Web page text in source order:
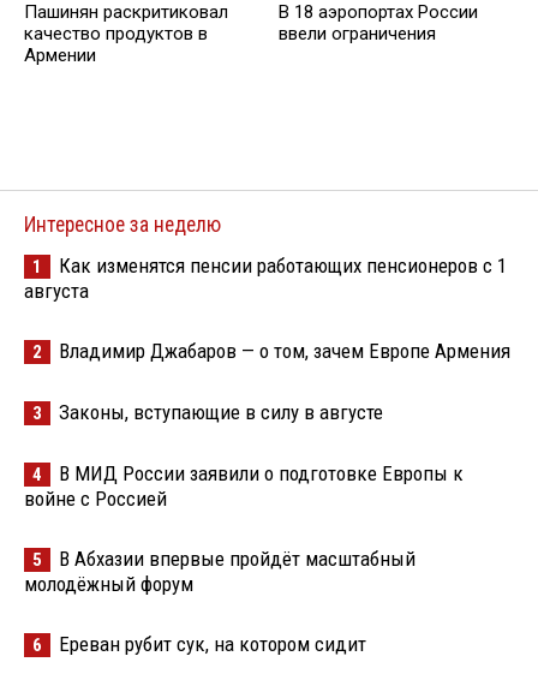
Пашинян раскритиковал
качество продуктов в
Армении
В 18 аэропортах России
ввели ограничения
Интересное за неделю
1
Как изменятся пенсии работающих пенсионеров с 1
августа
2 Владимир Джабаров — о том, зачем Европе Армения
3 Законы, вступающие в силу в августе
4
В МИД России заявили о подготовке Европы к
войне с Россией
5
В Абхазии впервые пройдёт масштабный
молодёжный форум
6 Ереван рубит сук, на котором сидит